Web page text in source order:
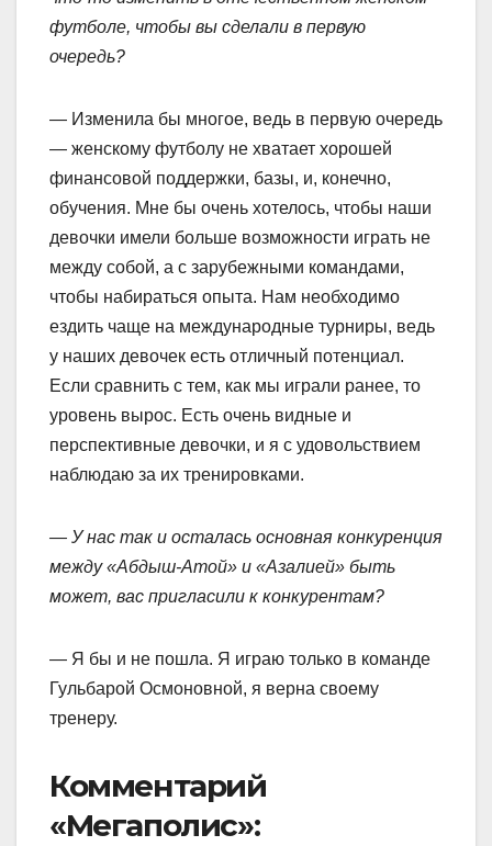
футболе, чтобы вы сделали в первую
очередь?
— Изменила бы многое, ведь в первую очередь
— женскому футболу не хватает хорошей
финансовой поддержки, базы, и, конечно,
обучения. Мне бы очень хотелось, чтобы наши
девочки имели больше возможности играть не
между собой, а с зарубежными командами,
чтобы набираться опыта. Нам необходимо
ездить чаще на международные турниры, ведь
у наших девочек есть отличный потенциал.
Если сравнить с тем, как мы играли ранее, то
уровень вырос. Есть очень видные и
перспективные девочки, и я с удовольствием
наблюдаю за их тренировками.
— У нас так и осталась основная конкуренция
между «Абдыш-Атой» и «Азалией» быть
может, вас пригласили к конкурентам?
— Я бы и не пошла. Я играю только в команде
Гульбарой Осмоновной, я верна своему
тренеру.
Комментарий
«Мегаполис»: